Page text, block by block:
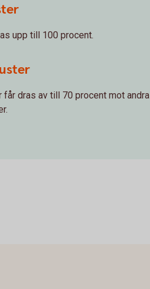
upp till 100 procent.
får dras av till 70 procent mot andra